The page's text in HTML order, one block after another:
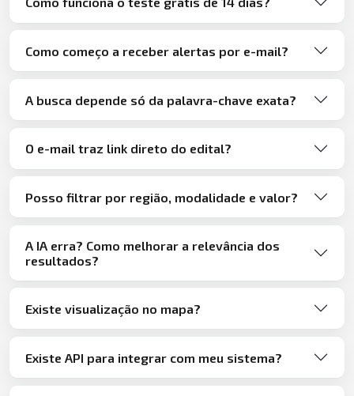
Como começo a receber alertas por e-mail?
A busca depende só da palavra-chave exata?
O e-mail traz link direto do edital?
Posso filtrar por região, modalidade e valor?
A IA erra? Como melhorar a relevância dos
resultados?
Existe visualização no mapa?
Existe API para integrar com meu sistema?